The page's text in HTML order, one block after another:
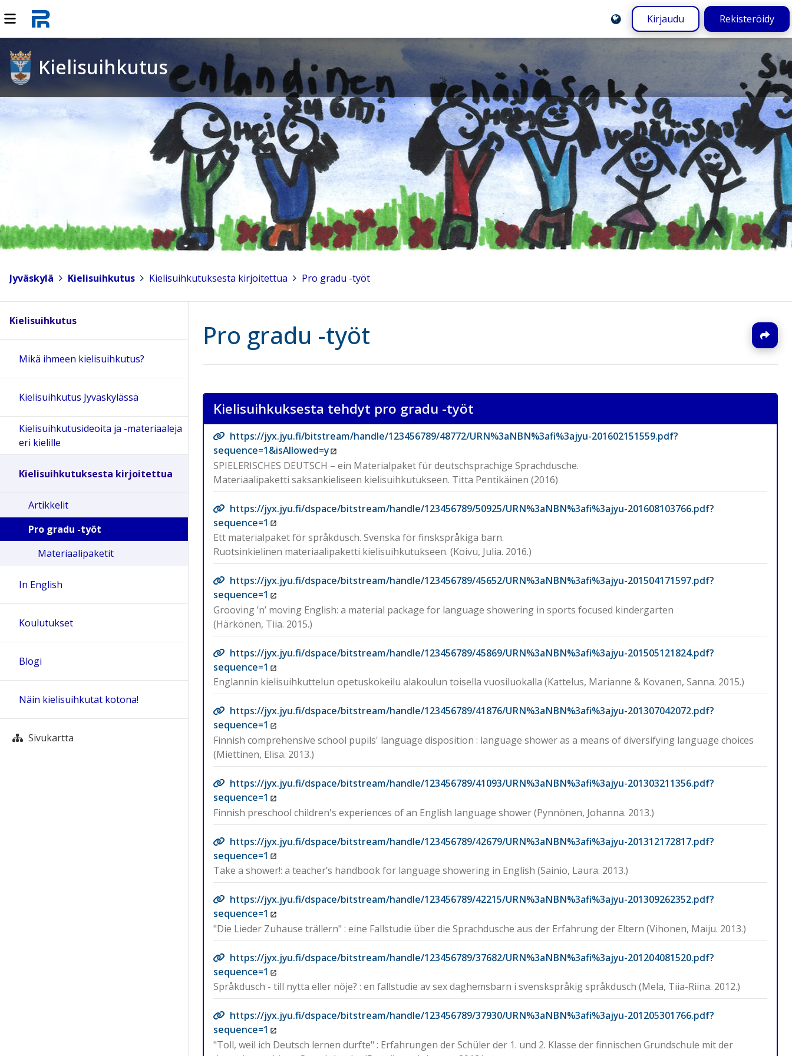
Kirjaudu Rekisteröidy
Kielisuihkutus
Jyväskylä Kielisuihkutus Kielisuihkutuksesta kirjoitettua Pro gradu -työt
Pro gradu -työt
Kielisuihkuksesta tehdyt pro gradu -työt
https://jyx.jyu.fi/bitstream/handle/123456789/48772/URN%3aNBN%3afi%3ajyu-201602151559.pdf?
sequence=1&isAllowed=y
SPIELERISCHES DEUTSCH – ein Materialpaket für deutschsprachige Sprachdusche.
Materiaalipaketti saksankieliseen kielisuihkutukseen. Titta Pentikäinen (2016)
https://jyx.jyu.fi/dspace/bitstream/handle/123456789/50925/URN%3aNBN%3afi%3ajyu-201608103766.pdf?
sequence=1
Ett materialpaket för språkdusch. Svenska för finskspråkiga barn.
Ruotsinkielinen materiaalipaketti kielisuihkutukseen. (Koivu, Julia. 2016.)
https://jyx.jyu.fi/dspace/bitstream/handle/123456789/45652/URN%3aNBN%3afi%3ajyu-201504171597.pdf?
sequence=1
Grooving ’n’ moving English: a material package for language showering in sports focused kindergarten
(Härkönen, Tiia. 2015.)
https://jyx.jyu.fi/dspace/bitstream/handle/123456789/45869/URN%3aNBN%3afi%3ajyu-201505121824.pdf?
sequence=1
Englannin kielisuihkuttelun opetuskokeilu alakoulun toisella vuosiluokalla (Kattelus, Marianne & Kovanen, Sanna. 2015.)
https://jyx.jyu.fi/dspace/bitstream/handle/123456789/41876/URN%3aNBN%3afi%3ajyu-201307042072.pdf?
sequence=1
Finnish comprehensive school pupils' language disposition : language shower as a means of diversifying language choices
(Miettinen, Elisa. 2013.)
https://jyx.jyu.fi/dspace/bitstream/handle/123456789/41093/URN%3aNBN%3afi%3ajyu-201303211356.pdf?
sequence=1
Finnish preschool children's experiences of an English language shower (Pynnönen, Johanna. 2013.)
https://jyx.jyu.fi/dspace/bitstream/handle/123456789/42679/URN%3aNBN%3afi%3ajyu-201312172817.pdf?
sequence=1
Take a shower!: a teacher’s handbook for language showering in English (Sainio, Laura. 2013.)
https://jyx.jyu.fi/dspace/bitstream/handle/123456789/42215/URN%3aNBN%3afi%3ajyu-201309262352.pdf?
sequence=1
"Die Lieder Zuhause trällern" : eine Fallstudie über die Sprachdusche aus der Erfahrung der Eltern (Vihonen, Maiju. 2013.)
https://jyx.jyu.fi/dspace/bitstream/handle/123456789/37682/URN%3aNBN%3afi%3ajyu-201204081520.pdf?
sequence=1
Språkdusch - till nytta eller nöje? : en fallstudie av sex daghemsbarn i svenskspråkig språkdusch (Mela, Tiia-Riina. 2012.)
https://jyx.jyu.fi/dspace/bitstream/handle/123456789/37930/URN%3aNBN%3afi%3ajyu-201205301766.pdf?
sequence=1
"Toll, weil ich Deutsch lernen durfte" : Erfahrungen der Schüler der 1. und 2. Klasse der finnischen Grundschule mit der
Kielisuihkutus
Mikä ihmeen kielisuihkutus?
Kielisuihkutus Jyväskylässä
Kielisuihkutusideoita ja -materiaaleja
eri kielille
Kielisuihkutuksesta kirjoitettua
Artikkelit
Pro gradu -työt
Materiaalipaketit
In English
Koulutukset
Blogi
Näin kielisuihkutat kotona!
Sivukartta